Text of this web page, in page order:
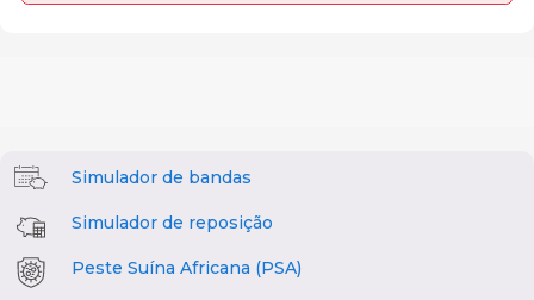
Simulador de bandas
Simulador de reposição
Peste Suína Africana (PSA)